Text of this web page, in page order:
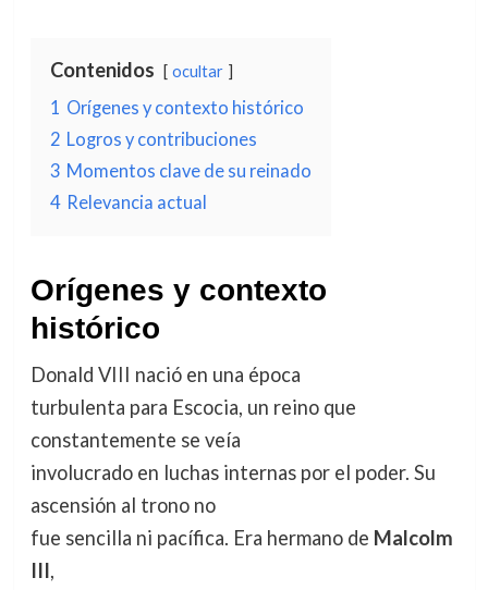
Contenidos ocultar
1 Orígenes y contexto histórico
2 Logros y contribuciones
3 Momentos clave de su reinado
4 Relevancia actual
Orígenes y contexto
histórico
Donald VIII nació en una época
turbulenta para Escocia, un reino que
constantemente se veía
involucrado en luchas internas por el poder. Su
ascensión al trono no
fue sencilla ni pacífica. Era hermano de Malcolm
III,